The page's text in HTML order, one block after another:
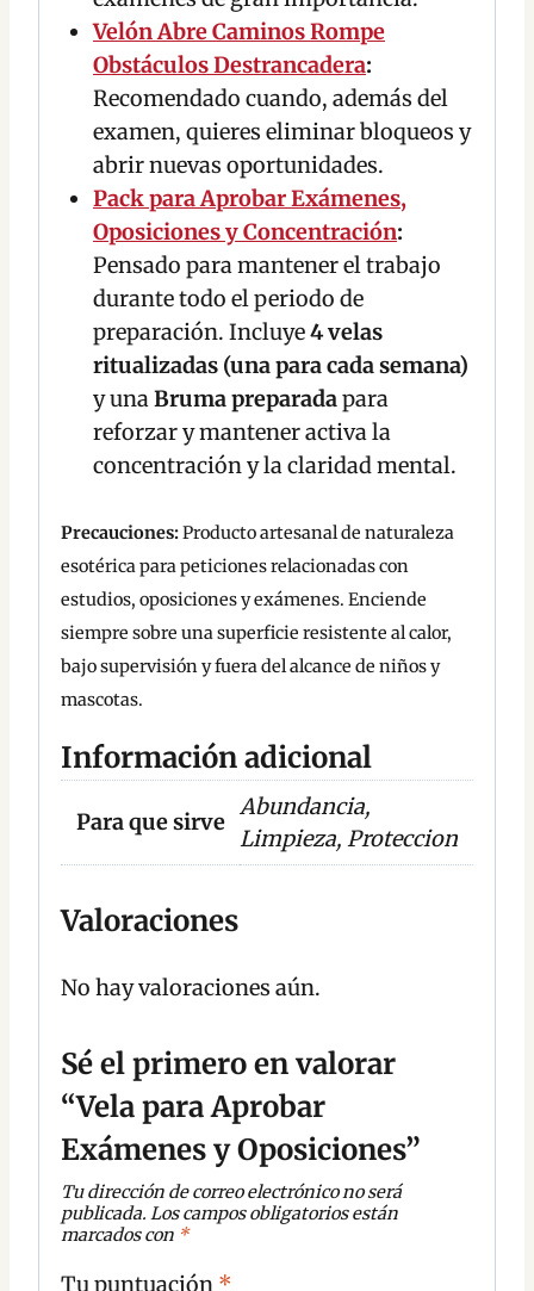
Velón Abre Caminos Rompe
Obstáculos Destrancadera:
Recomendado cuando, además del
examen, quieres eliminar bloqueos y
abrir nuevas oportunidades.
Pack para Aprobar Exámenes,
Oposiciones y Concentración:
Pensado para mantener el trabajo
durante todo el periodo de
preparación. Incluye4 velas
ritualizadas (una para cada semana)
y una Bruma preparada para
reforzar y mantener activa la
concentración y la claridad mental.
Precauciones:Producto artesanal de naturaleza
esotérica para peticiones relacionadas con
estudios, oposiciones y exámenes. Enciende
siempre sobre una superficie resistente al calor,
bajo supervisión y fuera del alcance de niños y
mascotas.
Información adicional
Para que sirve
Abundancia,
Limpieza, Proteccion
Valoraciones
No hay valoraciones aún.
Sé el primero en valorar
“Vela para Aprobar
Exámenes y Oposiciones”
Tu dirección de correo electrónico no será
publicada. Los campos obligatorios están
marcados con *
Tu puntuación *